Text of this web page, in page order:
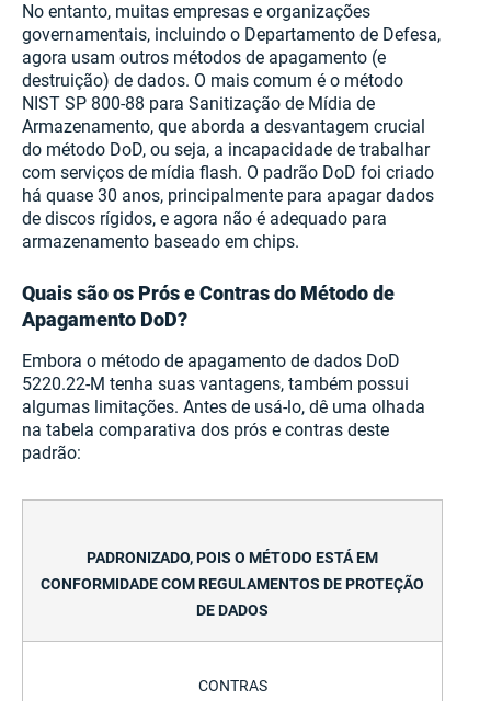
No entanto, muitas empresas e organizações
governamentais, incluindo o Departamento de Defesa,
agora usam outros métodos de apagamento (e
destruição) de dados. O mais comum é o método
NIST SP 800-88 para Sanitização de Mídia de
Armazenamento, que aborda a desvantagem crucial
do método DoD, ou seja, a incapacidade de trabalhar
com serviços de mídia flash. O padrão DoD foi criado
há quase 30 anos, principalmente para apagar dados
de discos rígidos, e agora não é adequado para
armazenamento baseado em chips.
Quais são os Prós e Contras do Método de
Apagamento DoD?
Embora o método de apagamento de dados DoD
5220.22-M tenha suas vantagens, também possui
algumas limitações. Antes de usá-lo, dê uma olhada
na tabela comparativa dos prós e contras deste
padrão:
PADRONIZADO, POIS O MÉTODO ESTÁ EM
CONFORMIDADE COM REGULAMENTOS DE PROTEÇÃO
DE DADOS
CONTRAS